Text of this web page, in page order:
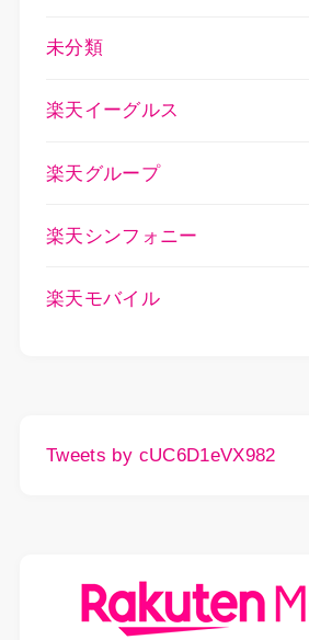
未分類
楽天イーグルス
楽天グループ
楽天シンフォニー
楽天モバイル
Tweets by cUC6D1eVX982